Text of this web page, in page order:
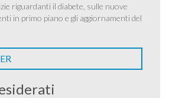
riguardanti il diabete, sulle nuove
in primo piano e gli aggiornamenti del